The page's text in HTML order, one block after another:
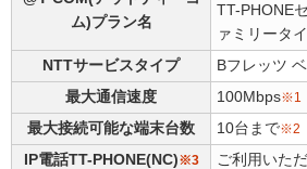
ム)プラン名
TT-PHONE
ァミリータ
NTTサービスタイプ
Bフレッツ
最大通信速度
100Mbps※1
最大接続可能な端末台数 10台まで※2
IP電話TT-PHONE(NC)※3 ご利用いた